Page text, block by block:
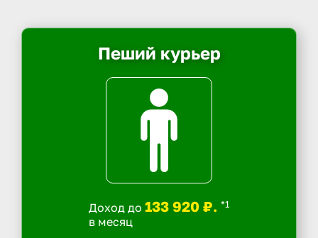
Пеший курьер
Доход до 133 920 ₽. *1
в месяц